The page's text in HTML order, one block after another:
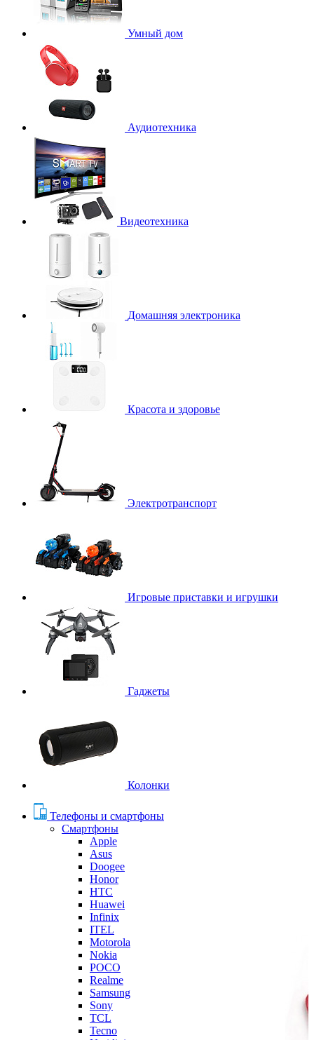
Умный дом
Аудиотехника
Видеотехника
Домашняя электроника
Красота и здоровье
Электротранспорт
Игровые приставки и игрушки
Гаджеты
Колонки
Телефоны и смартфоны
Смартфоны
Apple
Asus
Doogee
Honor
HTC
Huawei
Infinix
ITEL
Motorola
Nokia
POCO
Realme
Samsung
Sony
TCL
Tecno